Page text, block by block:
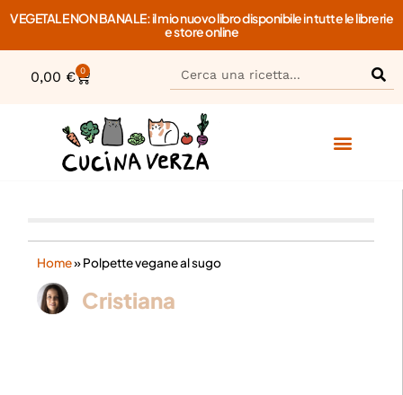
VEGETALE NON BANALE: il mio nuovo libro disponibile in tutte le librerie
e store online
0,00 € 0
Home»Polpette vegane al sugo
Cristiana